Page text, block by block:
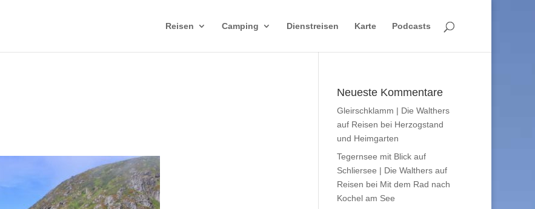
Reisen Camping Dienstreisen Karte Podcasts
Neueste Kommentare
Gleirschklamm | Die Walthers
auf Reisen bei Herzogstand
und Heimgarten
Tegernsee mit Blick auf
Schliersee | Die Walthers auf
Reisen bei Mit dem Rad nach
Kochel am See